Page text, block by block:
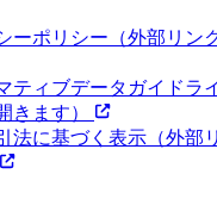
ーポリシー （外部リン
ティブデータガイドラ
きます）
法に基づく表示 （外部